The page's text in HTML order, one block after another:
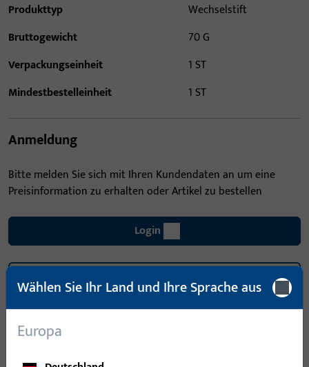
Produkttyp
Wechselstift
Bruttogewicht
70 G
Verpackungseinheit
1 ST
Mindestbestelleinheit
1 ST
Anmeldung
Bitte melden Sie sich mit Ihren Kundendaten an um eine
Preisinformation zu erhalten oder Artikel zu bestellen
Login
Account erstellen
Produktbeschreibung
Wählen Sie Ihr Land und Ihre Sprache aus
Europa